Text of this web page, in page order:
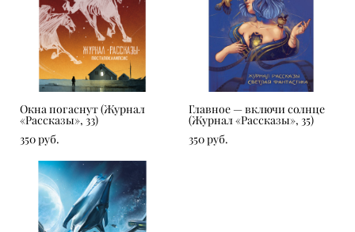
Окна погаснут (Журнал
«Рассказы», 33)
350 pуб.
Главное — включи солнце
(Журнал «Рассказы», 35)
350 pуб.